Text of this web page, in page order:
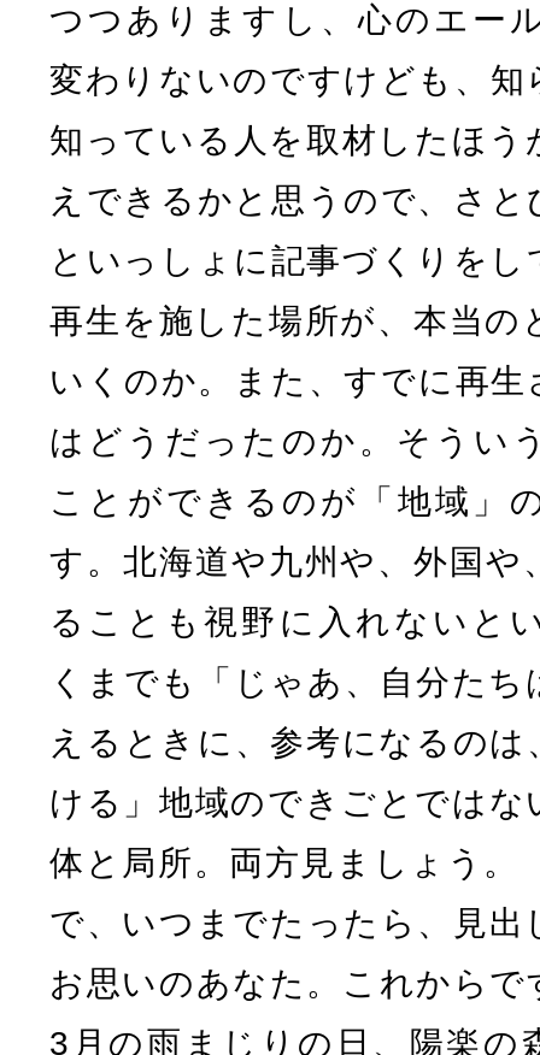
つつありますし、心のエー
変わりないのですけども、
知っている人を取材したほ
えできるかと思うので、さ
といっしょに記事づくりをし
再生を施した場所が、本当の
いくのか。また、すでに再
はどうだったのか。そうい
ことができるのが「地域」
す。北海道や九州や、外国や
ることも視野に入れないと
くまでも「じゃあ、自分た
えるときに、参考になるの
ける」地域のできごとでは
体と局所。両方見ましょう。
で、いつまでたったら、見
お思いのあなた。これからで
3月の雨まじりの日、陽楽の